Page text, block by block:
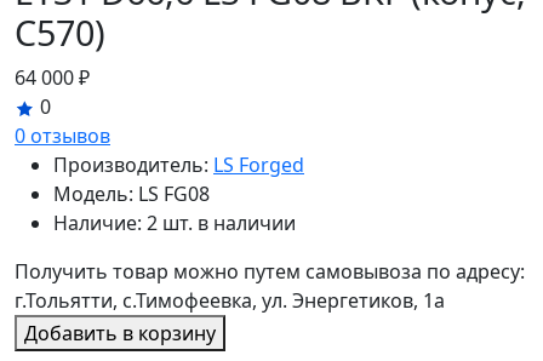
C570)
64 000 ₽
0
0 отзывов
Производитель: LS Forged
Модель: LS FG08
Наличие: 2 шт. в наличии
Получить товар можно путем самовывоза по адресу:
г.Тольятти, с.Тимофеевка, ул. Энергетиков, 1а
Добавить в корзину